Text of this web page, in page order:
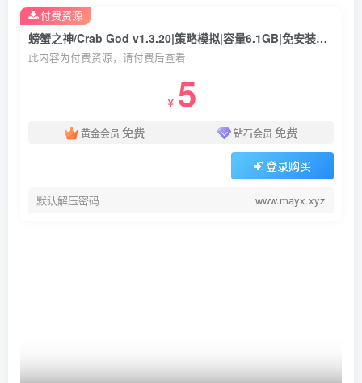
螃蟹之神/Crab God v1.3.20|策略模拟|容量6.1GB|免安装绿色中文版
此内容为付费资源，请付费后查看
￥ 5
黄金会员 免费 钻石会员 免费
登录购买
默认解压密码 www.mayx.xyz
付费资源